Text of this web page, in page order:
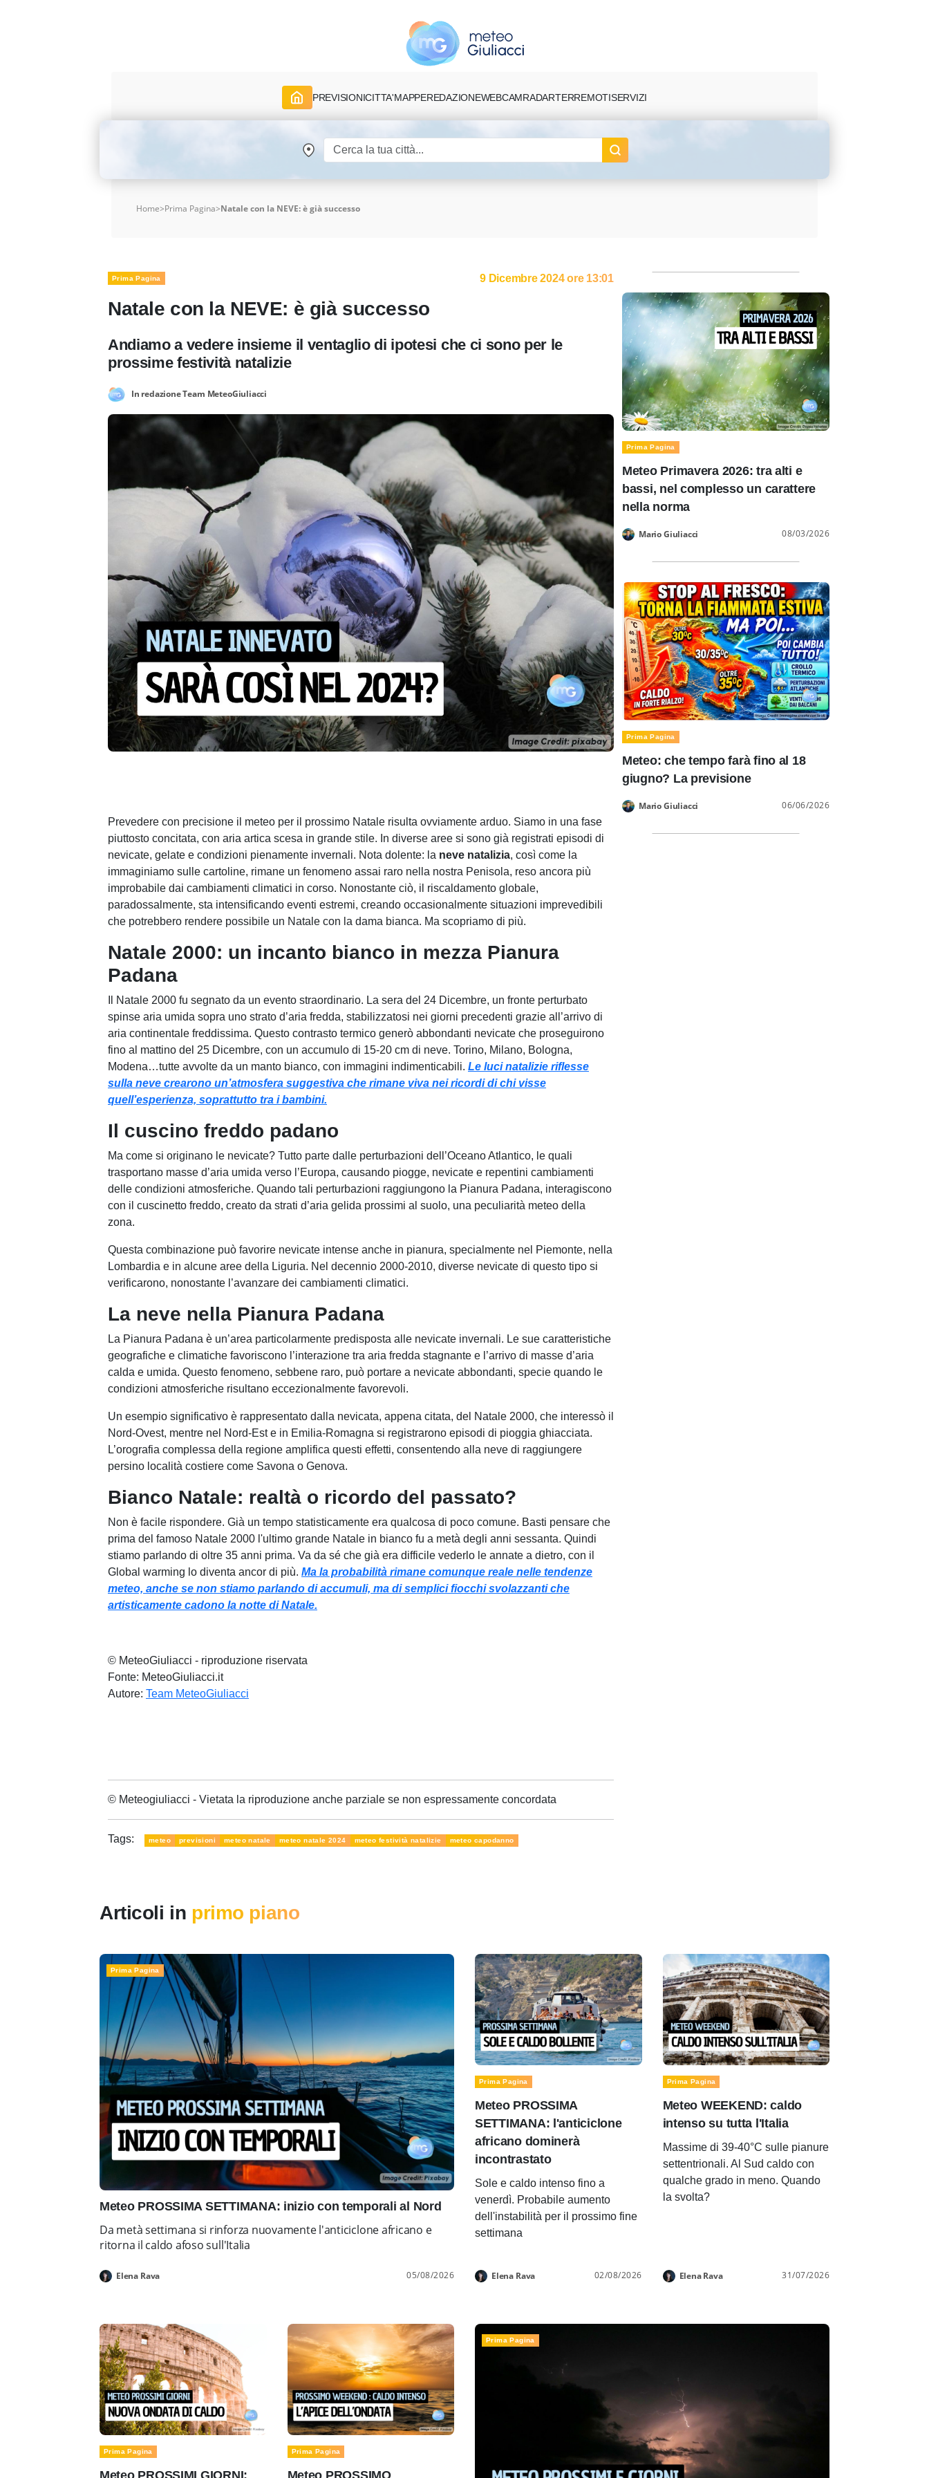
PREVISIONICITTA'MAPPEREDAZIONEWEBCAMRADARTERREMOTISERVIZI
Home>Prima Pagina>Natale con la NEVE: è già successo
Prima Pagina 9 Dicembre 2024 ore 13:01
Natale con la NEVE: è già successo
Andiamo a vedere insieme il ventaglio di ipotesi che ci sono per le
prossime festività natalizie
In redazione Team MeteoGiuliacci
Prevedere con precisione il meteo per il prossimo Natale risulta ovviamente arduo. Siamo in una fase
piuttosto concitata, con aria artica scesa in grande stile. In diverse aree si sono già registrati episodi di
nevicate, gelate e condizioni pienamente invernali. Nota dolente: la neve natalizia, così come la
immaginiamo sulle cartoline, rimane un fenomeno assai raro nella nostra Penisola, reso ancora più
improbabile dai cambiamenti climatici in corso. Nonostante ciò, il riscaldamento globale,
paradossalmente, sta intensificando eventi estremi, creando occasionalmente situazioni imprevedibili
che potrebbero rendere possibile un Natale con la dama bianca. Ma scopriamo di più.
Natale 2000: un incanto bianco in mezza Pianura
Padana
Il Natale 2000 fu segnato da un evento straordinario. La sera del 24 Dicembre, un fronte perturbato
spinse aria umida sopra uno strato d’aria fredda, stabilizzatosi nei giorni precedenti grazie all’arrivo di
aria continentale freddissima. Questo contrasto termico generò abbondanti nevicate che proseguirono
fino al mattino del 25 Dicembre, con un accumulo di 15-20 cm di neve. Torino, Milano, Bologna,
Modena…tutte avvolte da un manto bianco, con immagini indimenticabili. Le luci natalizie riflesse
sulla neve crearono un’atmosfera suggestiva che rimane viva nei ricordi di chi visse
quell’esperienza, soprattutto tra i bambini.
Il cuscino freddo padano
Ma come si originano le nevicate? Tutto parte dalle perturbazioni dell’Oceano Atlantico, le quali
trasportano masse d’aria umida verso l’Europa, causando piogge, nevicate e repentini cambiamenti
delle condizioni atmosferiche. Quando tali perturbazioni raggiungono la Pianura Padana, interagiscono
con il cuscinetto freddo, creato da strati d’aria gelida prossimi al suolo, una peculiarità meteo della
zona.
Questa combinazione può favorire nevicate intense anche in pianura, specialmente nel Piemonte, nella
Lombardia e in alcune aree della Liguria. Nel decennio 2000-2010, diverse nevicate di questo tipo si
verificarono, nonostante l’avanzare dei cambiamenti climatici.
La neve nella Pianura Padana
La Pianura Padana è un’area particolarmente predisposta alle nevicate invernali. Le sue caratteristiche
geografiche e climatiche favoriscono l’interazione tra aria fredda stagnante e l’arrivo di masse d’aria
calda e umida. Questo fenomeno, sebbene raro, può portare a nevicate abbondanti, specie quando le
condizioni atmosferiche risultano eccezionalmente favorevoli.
Un esempio significativo è rappresentato dalla nevicata, appena citata, del Natale 2000, che interessò il
Nord-Ovest, mentre nel Nord-Est e in Emilia-Romagna si registrarono episodi di pioggia ghiacciata.
L’orografia complessa della regione amplifica questi effetti, consentendo alla neve di raggiungere
persino località costiere come Savona o Genova.
Bianco Natale: realtà o ricordo del passato?
Non è facile rispondere. Già un tempo statisticamente era qualcosa di poco comune. Basti pensare che
prima del famoso Natale 2000 l'ultimo grande Natale in bianco fu a metà degli anni sessanta. Quindi
stiamo parlando di oltre 35 anni prima. Va da sé che già era difficile vederlo le annate a dietro, con il
Global warming lo diventa ancor di più. Ma la probabilità rimane comunque reale nelle tendenze
meteo, anche se non stiamo parlando di accumuli, ma di semplici fiocchi svolazzanti che
artisticamente cadono la notte di Natale.
© MeteoGiuliacci - riproduzione riservata
Fonte: MeteoGiuliacci.it
Autore: Team MeteoGiuliacci
© Meteogiuliacci - Vietata la riproduzione anche parziale se non espressamente concordata
Tags: meteo previsioni meteo natale meteo natale 2024 meteo festività natalizie meteo capodanno
Prima Pagina
Meteo Primavera 2026: tra alti e
bassi, nel complesso un carattere
nella norma
Mario Giuliacci 08/03/2026
Prima Pagina
Meteo: che tempo farà fino al 18
giugno? La previsione
Mario Giuliacci 06/06/2026
Articoli in primo piano
Prima Pagina
Meteo PROSSIMA SETTIMANA: inizio con temporali al Nord
Da metà settimana si rinforza nuovamente l'anticiclone africano e
ritorna il caldo afoso sull'Italia
Elena Rava 05/08/2026
Prima Pagina
Meteo PROSSIMA
SETTIMANA: l'anticiclone
africano dominerà
incontrastato
Sole e caldo intenso fino a
venerdì. Probabile aumento
dell'instabilità per il prossimo fine
settimana
Elena Rava 02/08/2026
Prima Pagina
Meteo WEEKEND: caldo
intenso su tutta l'Italia
Massime di 39-40°C sulle pianure
settentrionali. Al Sud caldo con
qualche grado in meno. Quando
la svolta?
Elena Rava 31/07/2026
Prima Pagina
Meteo PROSSIMI GIORNI:
Prima Pagina
Meteo PROSSIMO
Prima Pagina